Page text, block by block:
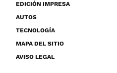
EDICIÓN IMPRESA
AUTOS
TECNOLOGÍA
MAPA DEL SITIO
AVISO LEGAL